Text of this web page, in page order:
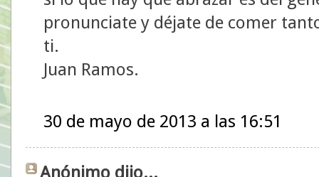
pronunciate y déjate de comer
ti.
Juan Ramos.
30 de mayo de 2013 a las 16:51
Anónimo dijo...